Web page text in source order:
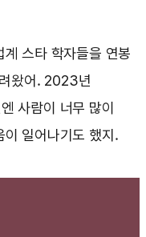
스타 학자들을 연봉
왔어. 2023년
사람이 너무 많이
일어나기도 했지.